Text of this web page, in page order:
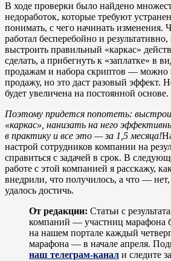
В ходе проверки было найдено
недоработок, которые требуют
понимать, с чего начинать изменения.
работал бесперебойно и
выстроить правильный «каркас»
сделать, а прибегнуть к «заплатке» в
продажам и набора скриптов — можно
продажу, но это даст разовый эффект.
будет увеличена на постоянной основе.
Поэтому придется попотеть:
«каркас», нанизать на него
в практику и все это — за 1,5 месяца!
настрой сотрудников компании на
справиться с задачей в срок. В
работе с этой компанией я расскажу,
внедрили, что получилось, а что — нет,
удалось достичь.
От редакции: Статьи с
компаний — участниц марафона
на нашем портале каждый
марафона — в начале апреля.
наш телеграм-канал и следите